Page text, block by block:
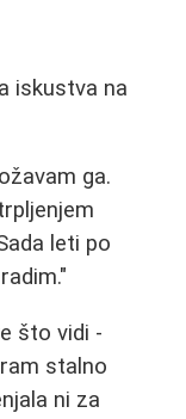
iskustva na
ga.
leti po
što vidi -
stalno
ni za